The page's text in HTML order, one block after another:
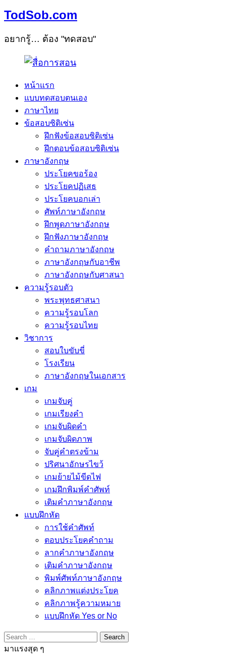
TodSob.com
อยากรู้… ต้อง "ทดสอบ"
หน้าแรก
แบบทดสอบตนเอง
ภาษาไทย
ข้อสอบซิติเซ่น
ฝึกฟังข้อสอบซิติเซ่น
ฝึกตอบข้อสอบซิติเซ่น
ภาษาอังกฤษ
ประโยคขอร้อง
ประโยคปฏิเสธ
ประโยคบอกเล่า
ศัพท์ภาษาอังกฤษ
ฝึกพูดภาษาอังกฤษ
ฝึกฟังภาษาอังกฤษ
คำถามภาษาอังกฤษ
ภาษาอังกฤษกับอาชีพ
ภาษาอังกฤษกับศาสนา
ความรู้รอบตัว
พระพุทธศาสนา
ความรู้รอบโลก
ความรู้รอบไทย
วิชาการ
สอบใบขับขี่
โรงเรียน
ภาษาอังกฤษในเอกสาร
เกม
เกมจับคู่
เกมเรียงคำ
เกมจับผิดคำ
เกมจับผิดภาพ
จับคู่คำตรงข้าม
ปริศนาอักษรไขว้
เกมย้ายไม้ขีดไฟ
เกมฝึกพิมพ์คำศัพท์
เติมคำภาษาอังกฤษ
แบบฝึกหัด
การใช้คำศัพท์
ตอบประโยคคำถาม
ลากคำภาษาอังกฤษ
เติมคำภาษาอังกฤษ
พิมพ์ศัพท์ภาษาอังกฤษ
คลิกภาพแต่งประโยค
คลิกภาพรู้ความหมาย
แบบฝึกหัด Yes or No
Search
for:
มาแรงสุด ๆ